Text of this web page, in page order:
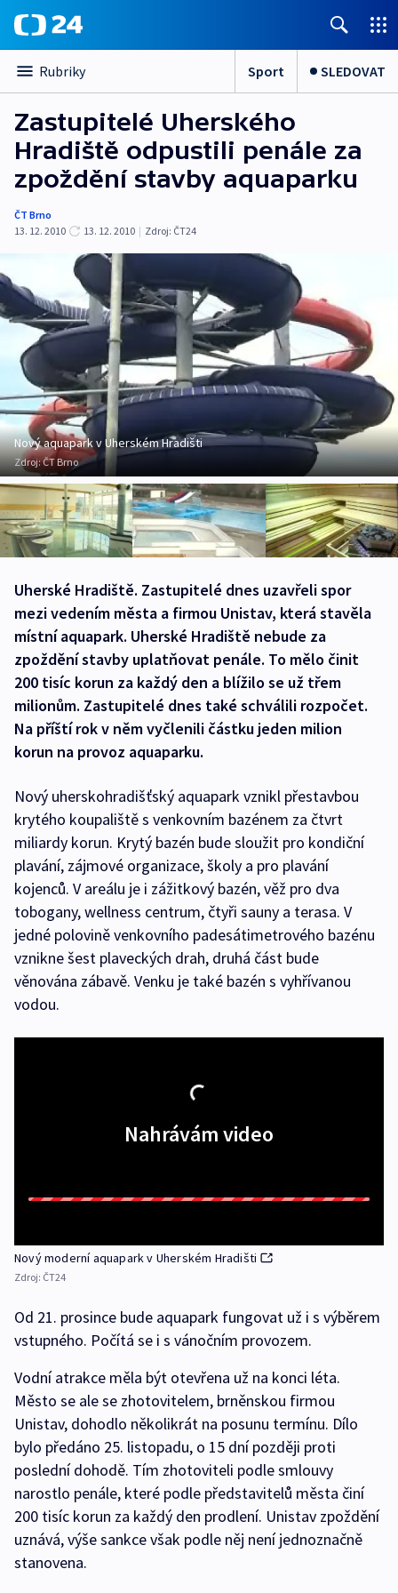
Rubriky Sport SLEDOVAT
Zastupitelé Uherského
Hradiště odpustili penále za
zpoždění stavby aquaparku
ČT Brno
13. 12. 2010
13. 12. 2010 | Zdroj: ČT24
Nový aquapark v Uherském Hradišti
Zdroj:ČT Brno
Uherské Hradiště. Zastupitelé dnes uzavřeli spor
mezi vedením města a firmou Unistav, která stavěla
místní aquapark. Uherské Hradiště nebude za
zpoždění stavby uplatňovat penále. To mělo činit
200 tisíc korun za každý den a blížilo se už třem
milionům. Zastupitelé dnes také schválili rozpočet.
Na příští rok v něm vyčlenili částku jeden milion
korun na provoz aquaparku.
Nový uherskohradišťský aquapark vznikl přestavbou
krytého koupaliště s venkovním bazénem za čtvrt
miliardy korun. Krytý bazén bude sloužit pro kondiční
plavání, zájmové organizace, školy a pro plavání
kojenců. V areálu je i zážitkový bazén, věž pro dva
tobogany, wellness centrum, čtyři sauny a terasa. V
jedné polovině venkovního padesátimetrového bazénu
vznikne šest plaveckých drah, druhá část bude
věnována zábavě. Venku je také bazén s vyhřívanou
vodou.
Nahrávám video
Nový moderní aquapark v Uherském Hradišti
Zdroj: ČT24
Od 21. prosince bude aquapark fungovat už i s výběrem
vstupného. Počítá se i s vánočním provozem.
Vodní atrakce měla být otevřena už na konci léta.
Město se ale se zhotovitelem, brněnskou firmou
Unistav, dohodlo několikrát na posunu termínu. Dílo
bylo předáno 25. listopadu, o 15 dní později proti
poslední dohodě. Tím zhotoviteli podle smlouvy
narostlo penále, které podle představitelů města činí
200 tisíc korun za každý den prodlení. Unistav zpoždění
uznává, výše sankce však podle něj není jednoznačně
stanovena.